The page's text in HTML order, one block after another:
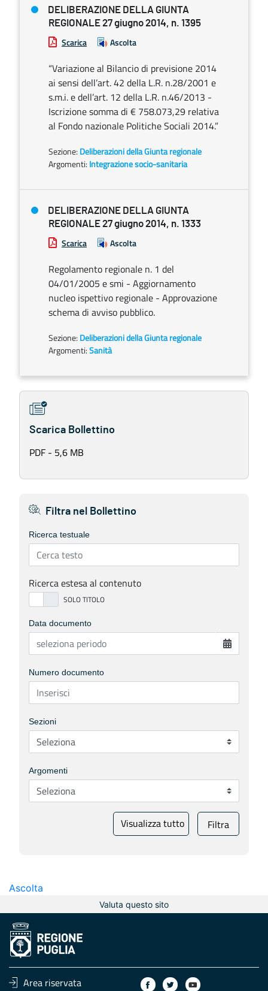
DELIBERAZIONE DELLA GIUNTA
REGIONALE 27 giugno 2014, n. 1395
Scarica Ascolta
“Variazione al Bilancio di previsione 2014
ai sensi dell’art. 42 della L.R. n.28/2001 e
s.m.i. e dell’art. 12 della L.R. n.46/2013 -
Iscrizione somma di € 758.073,29 relativa
al Fondo nazionale Politiche Sociali 2014.”
Sezione: Deliberazioni della Giunta regionale
Argomenti: Integrazione socio-sanitaria
DELIBERAZIONE DELLA GIUNTA
REGIONALE 27 giugno 2014, n. 1333
Scarica Ascolta
Regolamento regionale n. 1 del
04/01/2005 e smi - Aggiornamento
nucleo ispettivo regionale - Approvazione
schema di avviso pubblico.
Sezione: Deliberazioni della Giunta regionale
Argomenti:Sanità
Scarica Bollettino
PDF - 5,6 MB
Filtra nel Bollettino
Ricerca testuale
Ricerca estesa al contenuto
Data documento
Numero documento
Sezioni
Argomenti
Visualizza tutto Filtra
Ascolta
Valuta questo sito
Area riservata